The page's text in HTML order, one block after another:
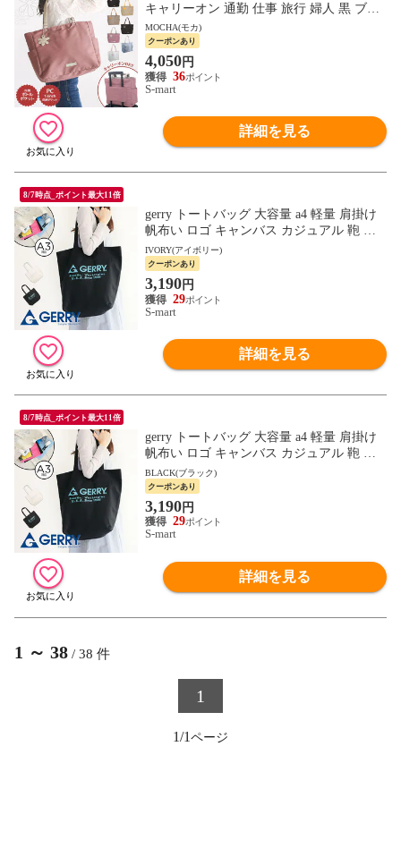
キャリーオン 通勤 仕事 旅行 婦人 黒 ブラ
ック モカ オレンジ ブラックブラウン ピン
ク ネイビー
MOCHA(モカ)
クーポンあり
4,050円
36
S-mart
詳細を見る
8/7時点_ポイント最大11倍
gerry トートバッグ 大容量 a4 軽量 肩掛け
帆布い ロゴ キャンバス カジュアル 鞄 普
段使い アイボリー 黒 ブラック ジェリー 1
994
IVORY(アイボリー)
クーポンあり
3,190円
29
S-mart
詳細を見る
8/7時点_ポイント最大11倍
gerry トートバッグ 大容量 a4 軽量 肩掛け
帆布い ロゴ キャンバス カジュアル 鞄 普
段使い アイボリー 黒 ブラック ジェリー 1
994
BLACK(ブラック)
クーポンあり
3,190円
29
S-mart
詳細を見る
1 ～ 38 / 38 件
1
1/1